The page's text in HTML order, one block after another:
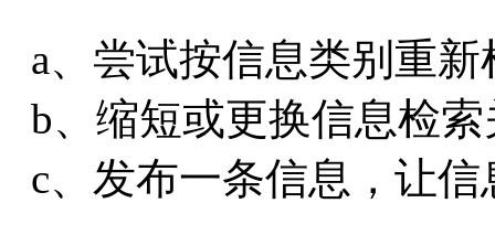
a、尝试按信息类别重
b、缩短或更换信息检
c、发布一条信息，让